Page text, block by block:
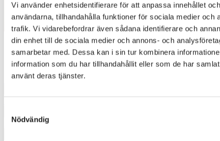
Vi använder enhetsidentifierare för att anpassa innehållet
användarna, tillhandahålla funktioner för sociala medier och
trafik. Vi vidarebefordrar även sådana identifierare och
din enhet till de sociala medier och annons- och
samarbetar med. Dessa kan i sin tur kombinera
information som du har tillhandahållit eller som de har
använt deras tjänster.
Nödvändig
SALT 4531
3210